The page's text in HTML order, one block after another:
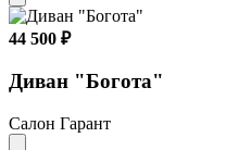
44 500 ₽
Диван "Богота"
Салон Гарант